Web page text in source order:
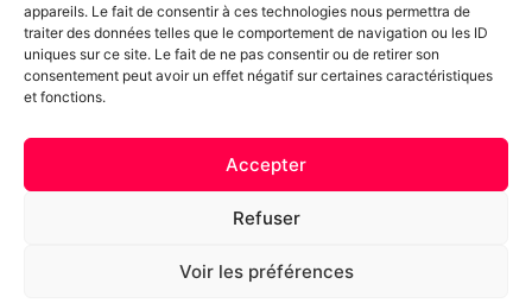
appareils. Le fait de consentir à ces technologies nous permettra de
traiter des données telles que le comportement de navigation ou les ID
uniques sur ce site. Le fait de ne pas consentir ou de retirer son
consentement peut avoir un effet négatif sur certaines caractéristiques
et fonctions.
Accepter
Refuser
Voir les préférences
contact@podiumcommunication.fr
8 Bd des Brotteaux, 69006 Lyon